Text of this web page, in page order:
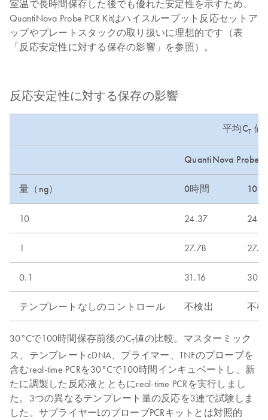
室温で長時間保存した後でも優れた安定性を示すため、
QuantiNova Probe PCR Kitはハイスループット反応セットア
ップやプレートスタックの取り扱いに理想的です（表
「反応安定性に対する保存の影響」を参照）。
反応安定性に対する保存の影響
平均CT 値
QuantiNova Probe
量（ng） 0時間 100
10 24.37
1 27.78
0.1 31.16
テンプレートなしのコントロール 不検出 不
30°Cで100時間保存前後のCT値の比較。マスターミック
ス、テンプレートcDNA、プライマー、TNFのプローブを
含むreal-time PCRを30°Cで100時間インキュベートし、新
たに調製した反応液とともにreal-time PCRを実行しまし
た。3つの異なるテンプレート量の反応を3連で試験しま
した。サプライヤーLのプローブPCRキットとは対照的